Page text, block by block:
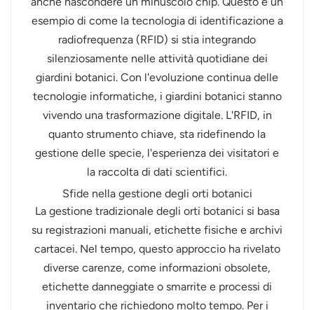
عربي
日语
한국어
Türk
Ελληνικά
Melayu
Polski
แบบไทย
Tiếng Việt
Indonesia
esempio di come la tecnologia di identificazione a
radiofrequenza (RFID) si stia integrando
silenziosamente nelle attività quotidiane dei
giardini botanici. Con l'evoluzione continua delle
tecnologie informatiche, i giardini botanici stanno
vivendo una trasformazione digitale. L'RFID, in
quanto strumento chiave, sta ridefinendo la
gestione delle specie, l'esperienza dei visitatori e
la raccolta di dati scientifici.
Sfide nella gestione degli orti botanici
La gestione tradizionale degli orti botanici si basa
su registrazioni manuali, etichette fisiche e archivi
cartacei. Nel tempo, questo approccio ha rivelato
diverse carenze, come informazioni obsolete,
etichette danneggiate o smarrite e processi di
inventario che richiedono molto tempo. Per i